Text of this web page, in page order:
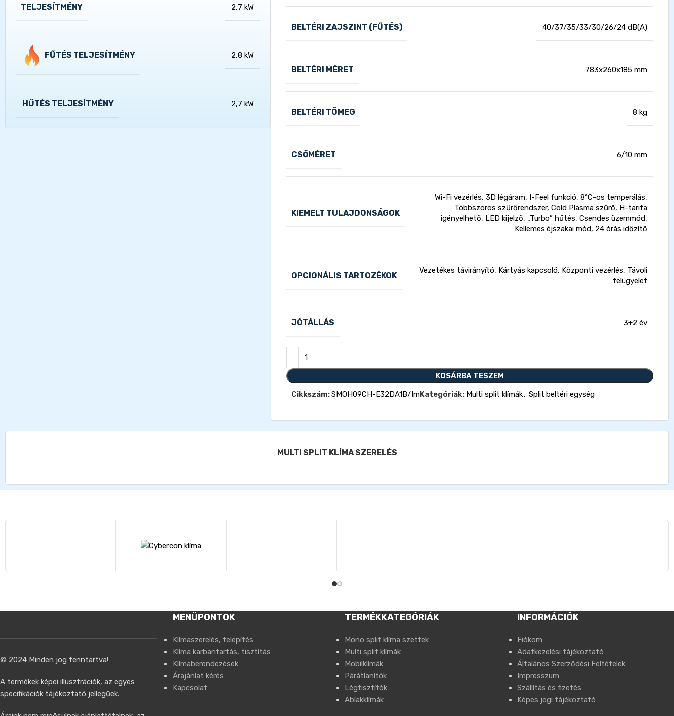
TELJESÍTMÉNY 2,7 kW
FŰTÉS TELJESÍTMÉNY 2,8 kW
HŰTÉS TELJESÍTMÉNY 2,7 kW
BELTÉRI ZAJSZINT (FŰTÉS) 40/37/35/33/30/26/24 dB(A)
BELTÉRI MÉRET 783x260x185 mm
BELTÉRI TÖMEG 8 kg
CSŐMÉRET 6/10 mm
KIEMELT TULAJDONSÁGOK
Wi-Fi vezérlés, 3D légáram, I-Feel funkció, 8°C-os temperálás,
Többszörös szűrőrendszer, Cold Plasma szűrő, H-tarifa
igényelhető, LED kijelző, „Turbo” hűtés, Csendes üzemmód,
Kellemes éjszakai mód, 24 órás időzítő
OPCIONÁLIS TARTOZÉKOK
Vezetékes távirányító, Kártyás kapcsoló, Központi vezérlés, Távoli
felügyelet
JÓTÁLLÁS 3+2 év
KOSÁRBA TESZEM
Cikkszám:SMOH09CH-E32DA1B/ImKategóriák: Multi split klímák, Split beltéri egység
MULTI SPLIT KLÍMA SZERELÉS
© 2024 Minden jog fenntartva!
A termékek képei illusztrációk, az egyes
specifikációk tájékoztató jellegűek.
MENÜPONTOK
Klímaszerelés, telepítés
Klíma karbantartás, tisztítás
Klímaberendezések
Árajánlat kérés
Kapcsolat
TERMÉKKATEGÓRIÁK
Mono split klíma szettek
Multi split klímák
Mobilklímák
Párátlanítók
Légtisztítók
Ablakklímák
INFORMÁCIÓK
Fiókom
Adatkezelési tájékoztató
Általános Szerződési Feltételek
Impresszum
Szállítás és fizetés
Képes jogi tájékoztató